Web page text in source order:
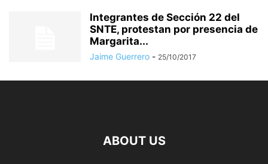
Integrantes de Sección 22 del
SNTE, protestan por presencia de
Margarita...
Jaime Guerrero - 25/10/2017
ABOUT US